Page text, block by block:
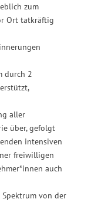
zum
Ort tatkräftig
durch 2
aller
über, gefolgt
intensiven
freiwilligen
auch
von der